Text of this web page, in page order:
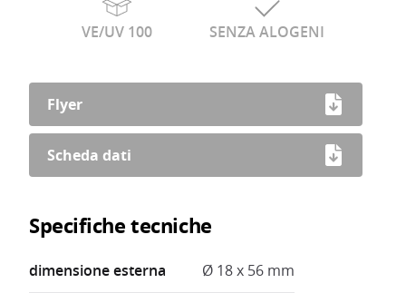
VE/UV 100 SENZA ALOGENI
Flyer
Scheda dati
Specifiche tecniche
dimensione esterna Ø 18 x 56 mm